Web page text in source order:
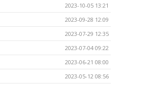
2023-10-05 13:21
2023-09-28 12:09
2023-07-29 12:35
2023-07-04 09:22
2023-06-21 08:00
2023-05-12 08:56